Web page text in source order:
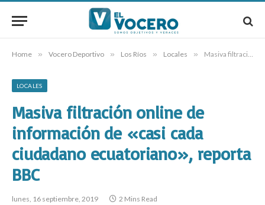
Home » Vocero Deportivo » Los Ríos » Locales » Masiva filtración online de información de «casi cada ciudadano ecuatoriano», reporta BBC
LOCALES
Masiva filtración online de
información de «casi cada
ciudadano ecuatoriano», reporta
BBC
lunes, 16 septiembre, 2019 2 Mins Read